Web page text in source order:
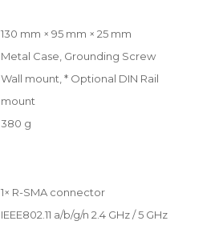
130 mm × 95 mm × 25 mm
Metal Case, Grounding Screw
Wall mount, * Optional DIN Rail
mount
380 g
1× R-SMA connector
IEEE802.11 a/b/g/n 2.4 GHz / 5 GHz